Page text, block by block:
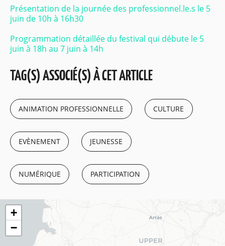
Présentation de la journée des professionnel.le.s le 5
juin de 10h à 16h30
Programmation détaillée du festival qui débute le 5
juin à 18h au 7 juin à 14h
TAG(S) ASSOCIÉ(S) À CET ARTICLE
ANIMATION PROFESSIONNELLE CULTURE
EVÈNEMENT JEUNESSE
NUMÉRIQUE PARTICIPATION
+
−